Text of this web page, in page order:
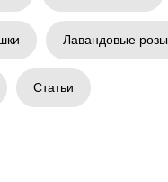
Лавандовые розы
Статьи